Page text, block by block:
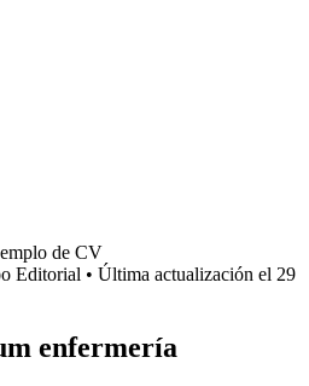
de CV
Editorial • Última actualización el 29
enfermería